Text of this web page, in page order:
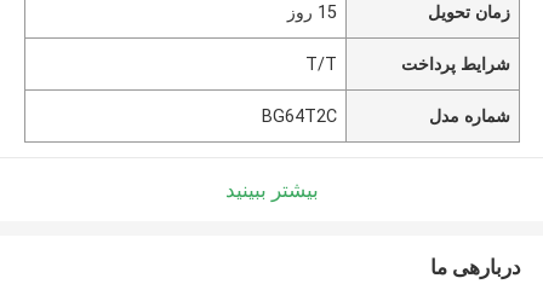
زمان تحویل 15 روز
شرایط پرداخت T/T
شماره مدل BG64T2C
بیشتر ببینید
دربارهی ما